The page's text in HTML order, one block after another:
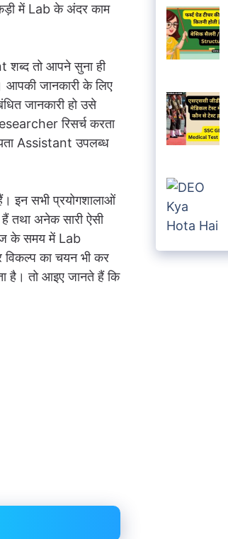
में Lab के अंदर काम
शब्द तो आपने सुना ही
आपकी जानकारी के लिए
जानकारी हो उसे
रिसर्च करता
Assistant उपलब्ध
इन सभी प्रयोगशालाओं
हैं तथा अनेक सारी ऐसी
के समय में Lab
का चयन भी कर
है। तो आइए जानते हैं कि